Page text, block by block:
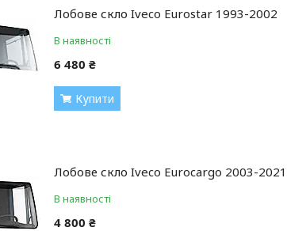
Лобове скло Iveco Eurostar 1993-2002
В наявності
6 480 ₴
Купити
Лобове скло Iveco Eurocargo 2003-2021
В наявності
4 800 ₴